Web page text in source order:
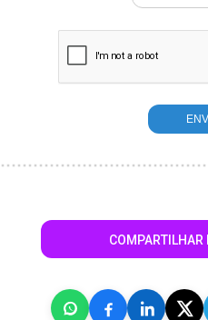
COMPARTILHAR